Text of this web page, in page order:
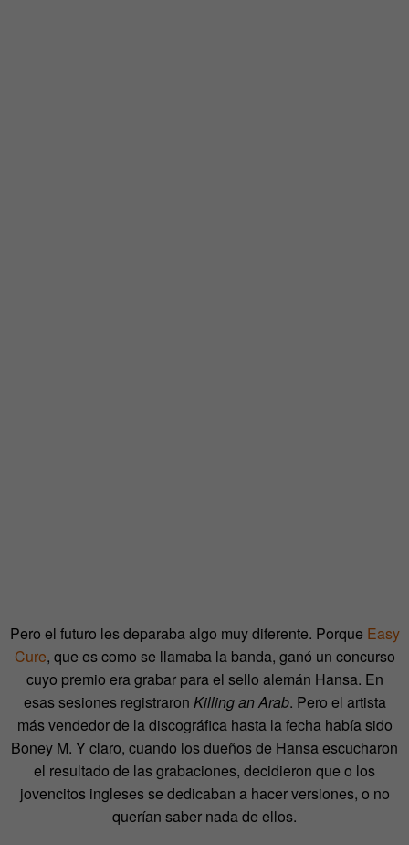
Pero el futuro les deparaba algo muy diferente. Porque Easy
Cure, que es como se llamaba la banda, ganó un concurso
cuyo premio era grabar para el sello alemán Hansa. En
esas sesiones registraron Killing an Arab. Pero el artista
más vendedor de la discográfica hasta la fecha había sido
Boney M. Y claro, cuando los dueños de Hansa escucharon
el resultado de las grabaciones, decidieron que o los
jovencitos ingleses se dedicaban a hacer versiones, o no
querían saber nada de ellos.